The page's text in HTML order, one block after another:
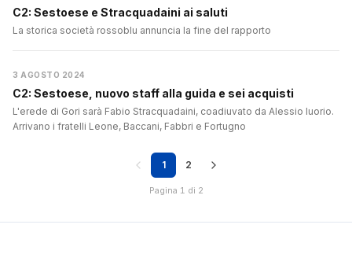
C2: Sestoese e Stracquadaini ai saluti
La storica società rossoblu annuncia la fine del rapporto
3 AGOSTO 2024
C2: Sestoese, nuovo staff alla guida e sei acquisti
L'erede di Gori sarà Fabio Stracquadaini, coadiuvato da Alessio Iuorio.
Arrivano i fratelli Leone, Baccani, Fabbri e Fortugno
1 2
Pagina 1 di 2